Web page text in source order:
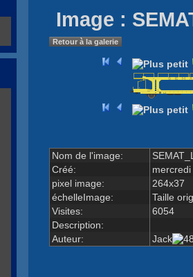
Image :
Retour à la galerie
Nom de l'image:
Créé:
pixel image:
264x37
échelleImage:
Taille
Visites:
6054
Description:
Auteur:
Jack